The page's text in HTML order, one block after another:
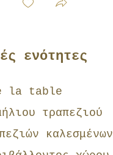
ενότητες
la table
τραπεζιού
καλεσμένων